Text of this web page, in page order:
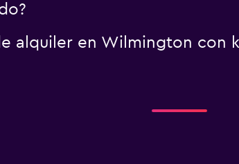
alquiler en Wilmington con